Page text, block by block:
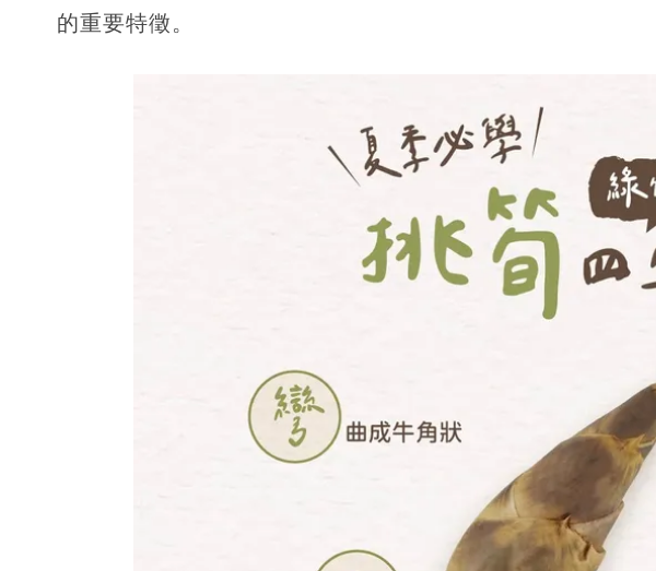
的重要特徵。